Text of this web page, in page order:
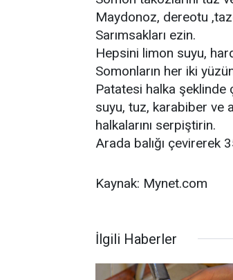
Maydonoz, dereotu
Sarımsakları ezin.
Hepsini limon suyu,
Somonların her iki
Patatesi halka şeklinde
suyu, tuz, karabiber ve
halkalarını serpiştirin.
Arada balığı çevirerek
Kaynak: Mynet.com
İlgili Haberler